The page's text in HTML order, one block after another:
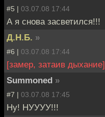
#5 | 03.07.08 17:44
А я снова засветился!!!
Д.Н.Б. »
#6 | 03.07.08 17:44
[замер, затаив дыхание]
Summoned »
#7 | 03.07.08 17:45
Ну! НУУУУ!!!